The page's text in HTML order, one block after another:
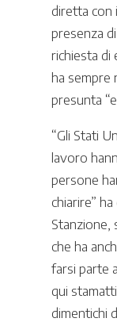
diretta con
presenza
richiesta di
ha sempre
presunta
“Gli Stati
lavoro
persone
chiarire”
Stanzione,
che ha
farsi parte
qui
dimentichi